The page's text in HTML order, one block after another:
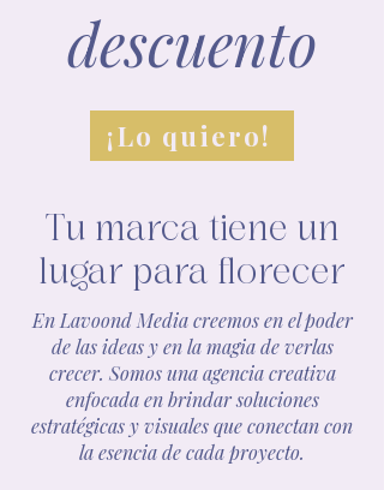
descuento
¡Lo quiero!
Tu marca tiene un
lugar para florecer
En Lavoond Media creemos en el poder
de las ideas y en la magia de verlas
crecer. Somos una agencia creativa
enfocada en brindar soluciones
estratégicas y visuales que conectan con
la esencia de cada proyecto.